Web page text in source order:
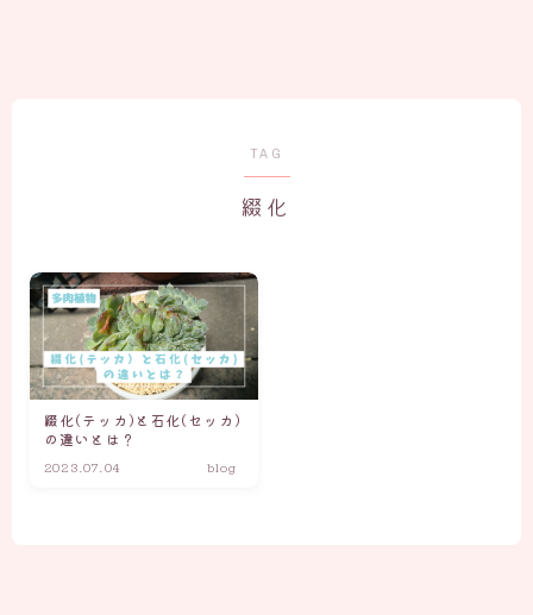
TAG
綴化
綴化(テッカ)と石化(セッカ)
の違いとは？
2023.07.04 blog